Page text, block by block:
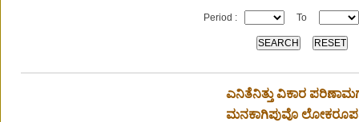
Period : To
ಎನಿತೆನಿತ್ತು ವಿಕಾರ
ಮನಕಾಗಿಪುವೊ